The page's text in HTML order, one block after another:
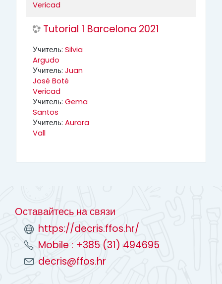
Vericad
Tutorial 1 Barcelona 2021
Учитель: Silvia
Argudo
Учитель: Juan
José Boté
Vericad
Учитель: Gema
Santos
Учитель: Aurora
Vall
Оставайтесь на связи
https://decris.ffos.hr/
Mobile : +385 (31) 494695
decris@ffos.hr